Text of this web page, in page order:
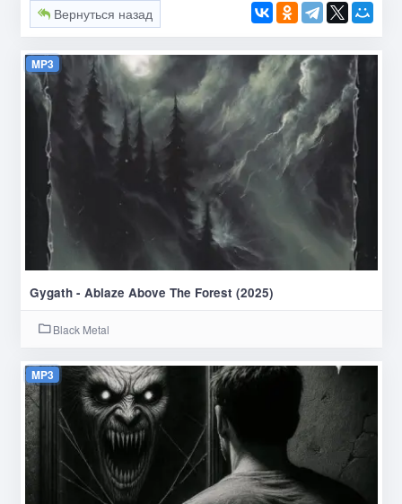
Вернуться назад
MP3
Gygath - Ablaze Above The Forest (2025)
Black Metal
MP3